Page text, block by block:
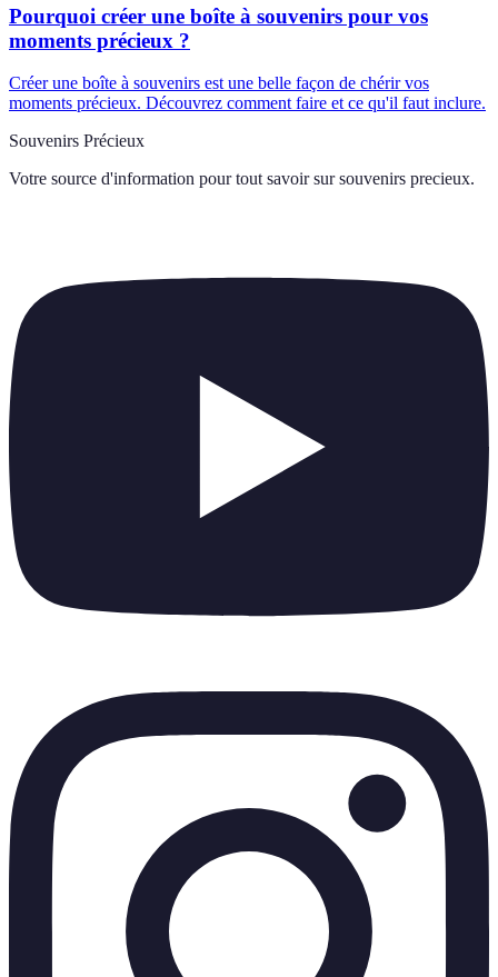
Pourquoi créer une boîte à souvenirs pour vos
moments précieux ?
Créer une boîte à souvenirs est une belle façon de chérir vos
moments précieux. Découvrez comment faire et ce qu'il faut inclure.
Souvenirs Précieux
Votre source d'information pour tout savoir sur souvenirs precieux.